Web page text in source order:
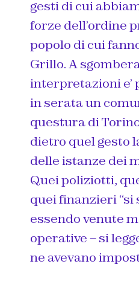
gesti di cui
forze dell’ordine
popolo di cui
Grillo. A
interpretazioni e’
in serata un
questura di
dietro quel gesto
delle istanze dei
Quei poliziotti,
quei finanzieri “si
essendo venute
operative – si
ne avevano